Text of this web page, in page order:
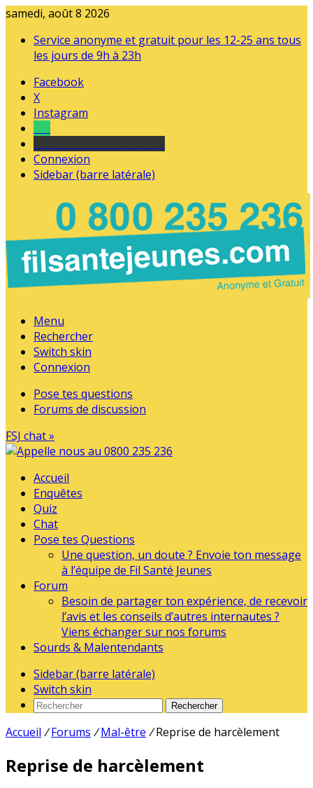
samedi, août 8 2026
Service anonyme et gratuit pour les 12-25 ans tous
les jours de 9h à 23h
Facebook
X
Instagram
Connexion
Sidebar (barre latérale)
Menu
Rechercher
Switch skin
Connexion
Pose tes questions
Forums de discussion
FSJ chat »
Accueil
Enquêtes
Quiz
Chat
Pose tes Questions
Une question, un doute ? Envoie ton message
à l’équipe de Fil Santé Jeunes
Forum
Besoin de partager ton expérience, de recevoir
l’avis et les conseils d’autres internautes ?
Viens échanger sur nos forums
Sourds & Malentendants
Sidebar (barre latérale)
Switch skin
Rechercher
Accueil / Forums / Mal-être / Reprise de harcèlement
Reprise de harcèlement